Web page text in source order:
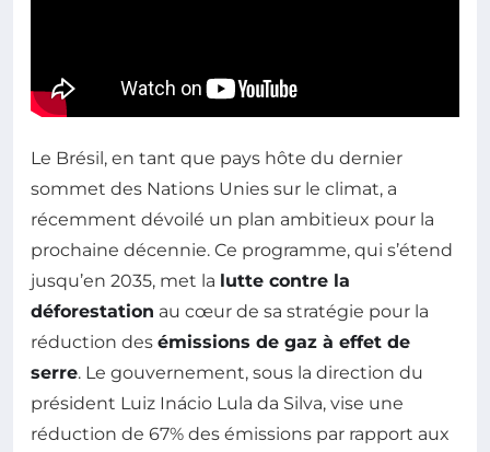
Le Brésil, en tant que pays hôte du dernier
sommet des Nations Unies sur le climat, a
récemment dévoilé un plan ambitieux pour la
prochaine décennie. Ce programme, qui s’étend
jusqu’en 2035, met la lutte contre la
déforestation au cœur de sa stratégie pour la
réduction des émissions de gaz à effet de
serre. Le gouvernement, sous la direction du
président Luiz Inácio Lula da Silva, vise une
réduction de 67% des émissions par rapport aux